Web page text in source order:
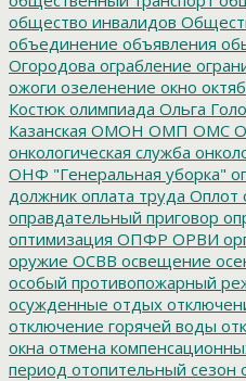
общество инвалидов
объединение объявления
Огородова ограбление
ожоги озеленение окно
Костюк олимпиада Ольга
Казанская ОМОН ОМП ОМС
онкологическая служба
ОНФ "Генеральная уборка"
должник оплата труда Оплот
оправдательный приговор
оптимизация ОПФР ОРВИ
оружие ОСВВ освещение
особый противопожарный
осужденные отдых
отключение горячей воды
окна отмена
период отопительный сезон